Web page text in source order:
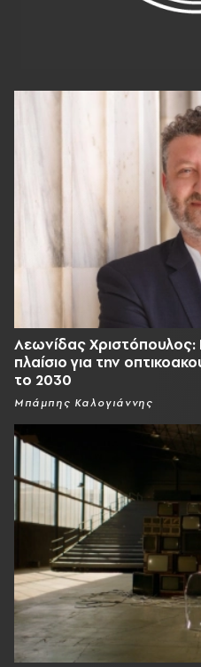
Λεωνίδας Χριστόπουλος:
πλαίσιο για την
το 2030
Μπάμπης Καλογιάννης